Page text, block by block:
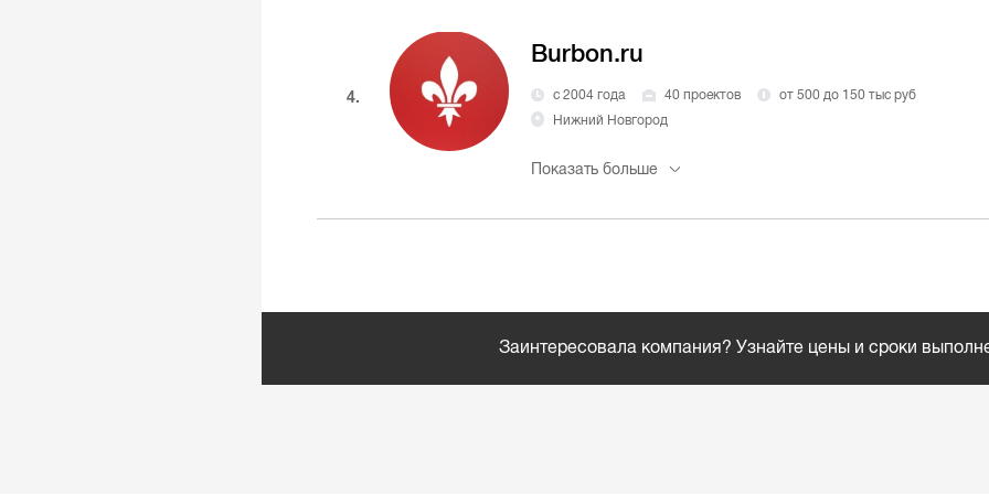
4.
Burbon.ru
с 2004 года 40 проектов
от 500 до 150 тыс руб
Нижний Новгород
Показать больше
Заинтересовала компания? Узнайте цены и сроки